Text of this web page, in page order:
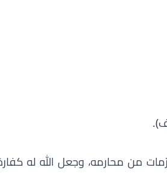
من محارمه، وجعل الله له